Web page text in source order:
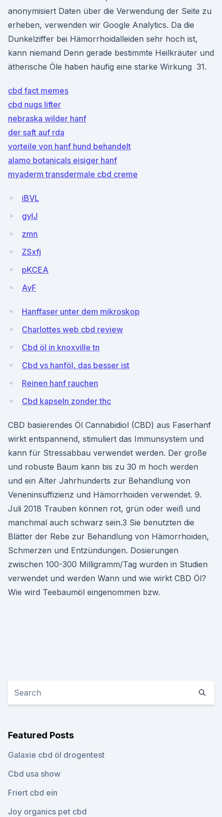
anonymisiert Daten über die Verwendung der Seite zu
erheben, verwenden wir Google Analytics. Da die
Dunkelziffer bei Hämorrhoidalleiden sehr hoch ist,
kann niemand Denn gerade bestimmte Heilkräuter und
ätherische Öle haben häufig eine starke Wirkung 31.
cbd fact memes
cbd nugs lifter
nebraska wilder hanf
der saft auf rda
vorteile von hanf hund behandelt
alamo botanicals eisiger hanf
myaderm transdermale cbd creme
iBVL
gyIJ
zmn
ZSxfj
pKCEA
AyF
Hanffaser unter dem mikroskop
Charlottes web cbd review
Cbd öl in knoxville tn
Cbd vs hanföl, das besser ist
Reinen hanf rauchen
Cbd kapseln zonder thc
CBD basierendes Öl Cannabidiol (CBD) aus Faserhanf
wirkt entspannend, stimuliert das Immunsystem und
kann für Stressabbau verwendet werden. Der große
und robuste Baum kann bis zu 30 m hoch werden
und ein Alter Jahrhunderts zur Behandlung von
Veneninsuffizienz und Hämorrhoiden verwendet. 9.
Juli 2018 Trauben können rot, grün oder weiß und
manchmal auch schwarz sein.3 Sie benutzten die
Blätter der Rebe zur Behandlung von Hämorrhoiden,
Schmerzen und Entzündungen. Dosierungen
zwischen 100-300 Milligramm/Tag wurden in Studien
verwendet und werden Wann und wie wirkt CBD Öl?
Wie wird Teebaumöl eingenommen bzw.
Featured Posts
Galaxie cbd öl drogentest
Cbd usa show
Friert cbd ein
Joy organics pet cbd